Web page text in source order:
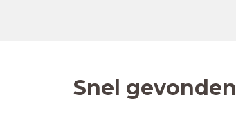
Snel gevonden